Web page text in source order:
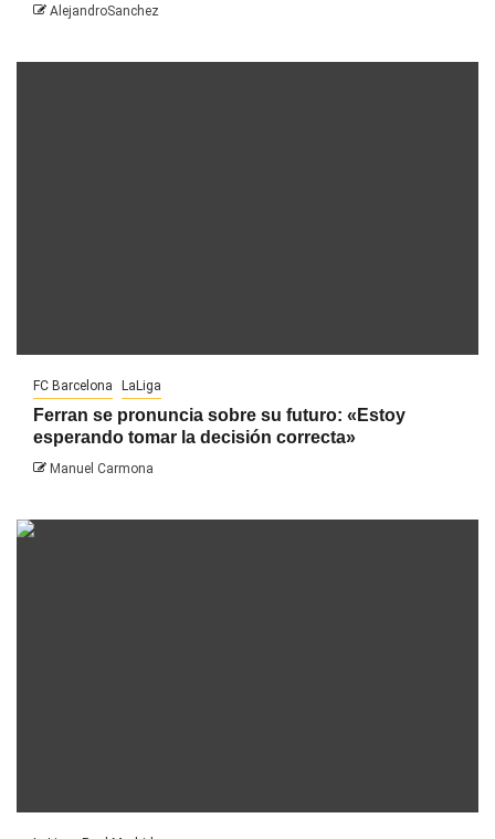
AlejandroSanchez
FC Barcelona LaLiga
Ferran se pronuncia sobre su futuro: «Estoy
esperando tomar la decisión correcta»
Manuel Carmona